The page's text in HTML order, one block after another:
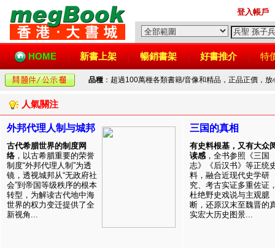
登入帳戶
HOME 新書上架 暢銷書架 好書推介 特
品種 ：超過100萬種各類書籍/音像和精品，正品正價，
人氣關注
外邦代理人制与城邦
古代希腊世界的制度网
络 ，以古希腊重要的荣誉
制度“外邦代理人制”为透
镜，透视城邦从“无政府社
会”到帝国等级秩序的根本
转型，为解读古代地中海
世界的权力变迁提供了全
新视角...
三国的真相
有史料根基，又有大众
读感 ，全书参照《三国
志》《后汉书》等正统
料，融合近现代史学研
究、考古实证多重佐证
杜绝野史戏说与主观臆
断，还原汉末至魏晋的
实宏大历史图景...